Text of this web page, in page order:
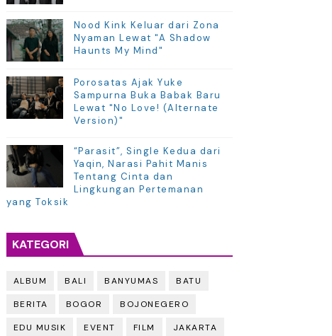
Nood Kink Keluar dari Zona
Nyaman Lewat "A Shadow
Haunts My Mind"
Porosatas Ajak Yuke
Sampurna Buka Babak Baru
Lewat "No Love! (Alternate
Version)"
“Parasit”, Single Kedua dari
Yaqin, Narasi Pahit Manis
Tentang Cinta dan
Lingkungan Pertemanan
yang Toksik
KATEGORI
ALBUM BALI BANYUMAS BATU
BERITA BOGOR BOJONEGERO
EDU MUSIK EVENT FILM JAKARTA